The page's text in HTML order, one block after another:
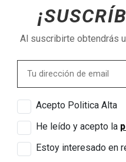
Al suscribirte obtendrás
Acepto Politica Alta
He leído y acepto la
Estoy interesado en